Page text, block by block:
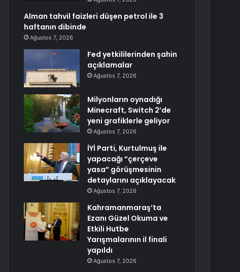
Alman tahvil faizleri düşen petrol ile 3
haftanın dibinde
Ağustos 7, 2026
Fed yetkililerinden şahin
açıklamalar
Ağustos 7, 2026
Milyonların oynadığı
Minecraft, Switch 2’de
yeni grafiklerle geliyor
Ağustos 7, 2026
İYİ Parti, Kurtulmuş ile
yapacağı “çerçeve
yasa” görüşmesinin
detaylarını açıklayacak
Ağustos 7, 2026
Kahramanmaraş’ta
Ezanı Güzel Okuma ve
Etkili Hutbe
Yarışmalarının il finali
yapıldı
Ağustos 7, 2026